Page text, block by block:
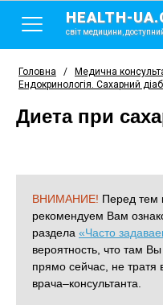
HEALTH-
світ медицини,
Головна / Медична
Ендокринологія. Сахарний
Диета при
ВНИМАНИЕ! Перед тем
рекомендуем Вам
раздела «Часто
вероятность, что там
прямо сейчас, не тратя
врача–консультанта.